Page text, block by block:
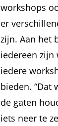
workshops
er
zijn. Aan het
iedereen zijn
iedere
bieden. “Dat
de gaten
iets neer te